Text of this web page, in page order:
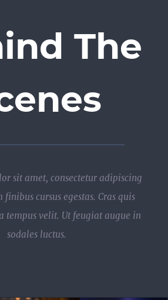
The
sit amet, consectetur adipiscing
cursus egestas. Cras quis
tempus velit. Ut feugiat augue in
sodales luctus.